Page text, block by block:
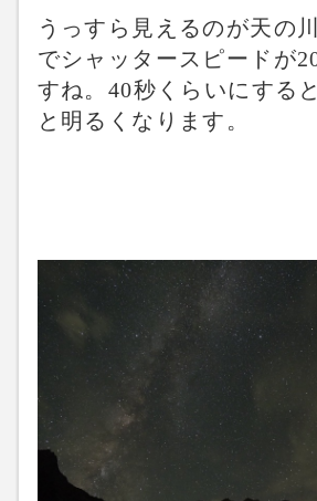
うっすら見えるのが天の
でシャッタースピードが
すね。40秒くらいにする
と明るくなります。